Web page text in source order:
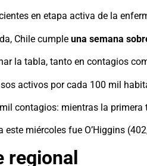
en etapa activa de la
Chile cumple una semana
la tabla, tanto en contagios
activos por cada 100 mil
contagios: mientras la primera
miércoles fue O’Higgins
regional